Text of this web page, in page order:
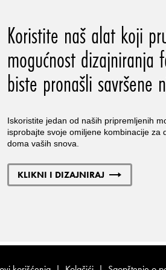
Koristite naš alat koji
mogućnost dizajniranja
biste pronašli savršene
Iskoristite jedan od naših pripremljenih
isprobajte svoje omiljene kombinacije za
doma vaših snova.
KLIKNI I DIZAJNIRAJ